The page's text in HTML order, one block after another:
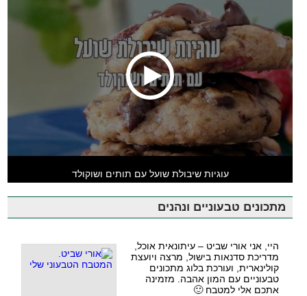
עוגיות שיבולת שועל עם תותים ושוקולד
מתכונים טבעוניים ונהנים
היי, אני אורי שביט – עיתונאית אוכל,
מדריכת סדנאות בישול, מרצה ויועצת
קולינארית, ועורכת בלוג מתכונים
טבעוניים עם המון אהבה. מזמינה
אתכם אלי למטבח 🙂